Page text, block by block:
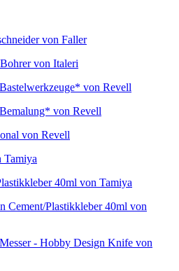
von Faller
von Italeri
von Revell
von Revell
von Revell
Tamiya
40ml von Tamiya
Cement/Plastikkleber 40ml von
- Hobby Design Knife von